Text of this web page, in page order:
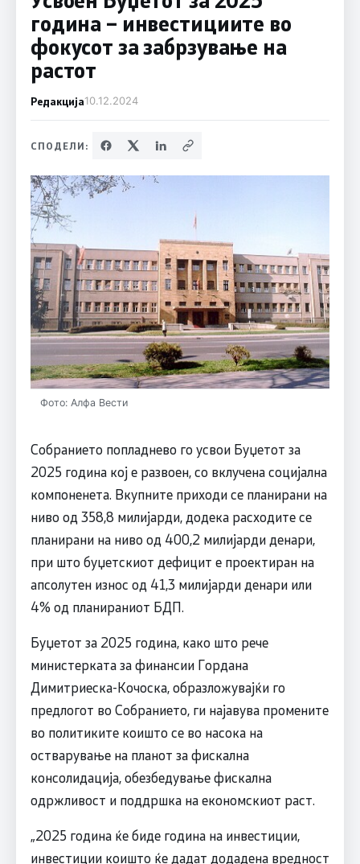
година – инвестициите во
фокусот за забрзување на
растот
Редакција10.12.2024
СПОДЕЛИ:
Фото: Алфа Вести
Собранието попладнево го усвои Буџетот за
2025 година кој е развоен, со вклучена социјална
компоненета. Вкупните приходи се планирани на
ниво од 358,8 милијарди, додека расходите се
планирани на ниво од 400,2 милијарди денари,
при што буџетскиот дефицит е проектиран на
апсолутен износ од 41,3 милијарди денари или
4% од планираниот БДП.
Буџетот за 2025 година, како што рече
министерката за финансии Гордана
Димитриеска-Кочоска, образложувајќи го
предлогот во Собранието, ги најавува промените
во политиките коишто се во насока на
остварување на планот за фискална
консолидација, обезбедување фискална
одржливост и поддршка на економскиот раст.
„2025 година ќе биде година на инвестиции,
инвестиции коишто ќе дадат додадена вредност